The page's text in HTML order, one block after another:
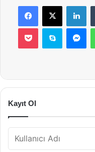
Facebook
X
Pocket Skype
Kayıt Ol